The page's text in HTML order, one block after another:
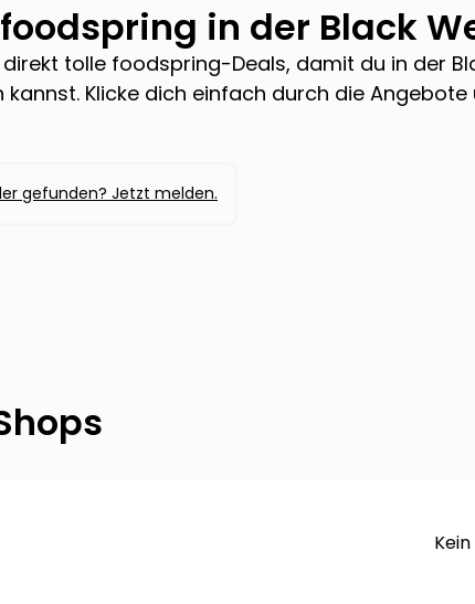
foodspring in der Black
tolle foodspring-Deals, damit du in der
kannst. Klicke dich einfach durch die
gefunden? Jetzt melden.